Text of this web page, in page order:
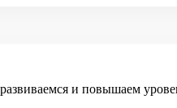
и повышаем